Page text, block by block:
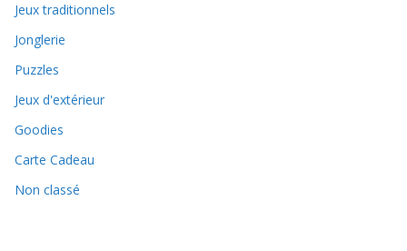
Jeux traditionnels
Jonglerie
Puzzles
Jeux d'extérieur
Goodies
Carte Cadeau
Non classé